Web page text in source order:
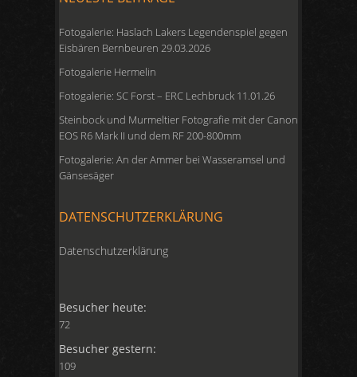
Fotogalerie: Haslach Lakers Legendenspiel gegen
Eisbären Bernbeuren 29.03.2026
Fotogalerie Hermelin
Fotogalerie: SC Forst – ERC Lechbruck 11.01.26
Steinbock und Murmeltier Fotografie mit der Canon
EOS R6 Mark II und dem RF 200-800mm
Fotogalerie: An der Ammer bei Wasseramsel und
Gänsesäger
DATENSCHUTZERKLÄRUNG
Datenschutzerklärung
Besucher heute:
72
Besucher gestern:
109